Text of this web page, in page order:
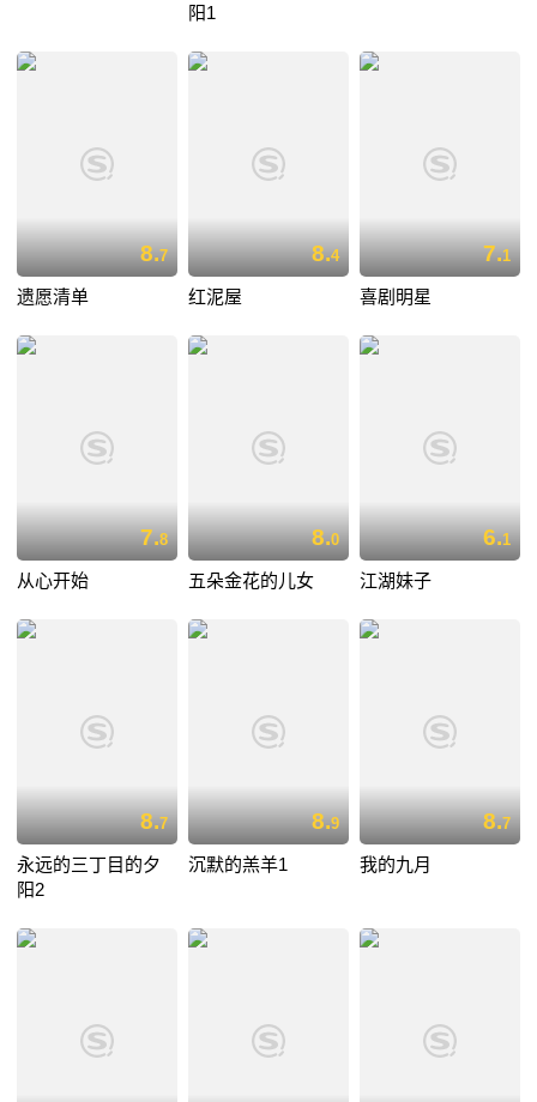
阳1
8.7
遗愿清单
8.4
红泥屋
7.1
喜剧明星
7.8
从心开始
8.0
五朵金花的儿女
6.1
江湖妹子
8.7
永远的三丁目的夕
阳2
8.9
沉默的羔羊1
8.7
我的九月